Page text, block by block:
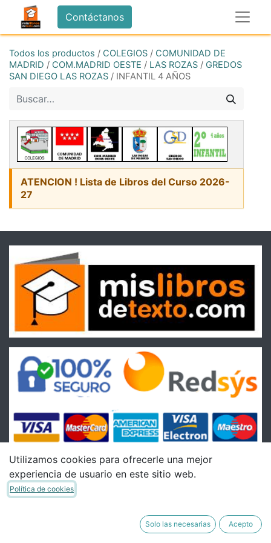
Contáctanos
Todos los productos / COLEGIOS / COMUNIDAD DE
MADRID / COM.MADRID OESTE / LAS ROZAS / GREDOS
SAN DIEGO LAS ROZAS / INFANTIL 4 AÑOS
ATENCION ! Lista de Libros del Curso 2026-
27
Condiciones
Utilizamos cookies para ofrecerle una mejor
experiencia de usuario en este sitio web.
Política de cookies
Solo las necesarias Acepto